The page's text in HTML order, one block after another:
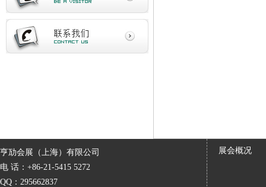
亨劢会展（上海）有限公司
电 话：+86-21-5415 5272
QQ：295662837
展会概况